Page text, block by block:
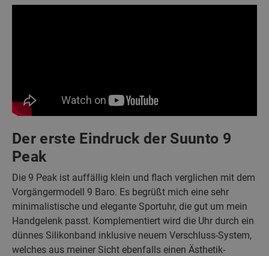
Der erste Eindruck der Suunto 9
Peak
Die 9 Peak ist auffällig klein und flach verglichen mit dem
Vorgängermodell 9 Baro. Es begrüßt mich eine sehr
minimalistische und elegante Sportuhr, die gut um mein
Handgelenk passt. Komplementiert wird die Uhr durch ein
dünnes Silikonband inklusive neuem Verschluss-System,
welches aus meiner Sicht ebenfalls einen Ästhetik-